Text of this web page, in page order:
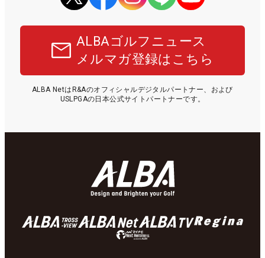
ALBAゴルフニュース
メルマガ登録はこちら
ALBA NetはR&Aのオフィシャルデジタルパートナー、および
USLPGAの日本公式サイトパートナーです。